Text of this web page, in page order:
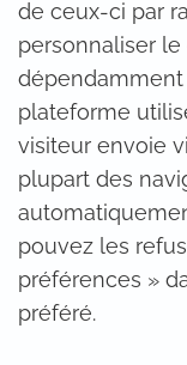
de ceux-ci par
personnaliser
plateforme
visiteur envoie
plupart des
pouvez les
préférences »
préféré.